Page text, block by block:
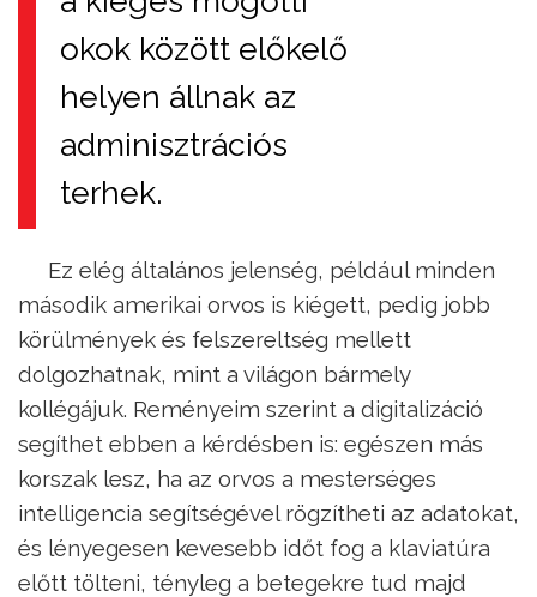
okok között előkelő
helyen állnak az
adminisztrációs
terhek.
Ez elég általános jelenség, például minden
második amerikai orvos is kiégett, pedig jobb
körülmények és felszereltség mellett
dolgozhatnak, mint a világon bármely
kollégájuk. Reményeim szerint a digitalizáció
segíthet ebben a kérdésben is: egészen más
korszak lesz, ha az orvos a mesterséges
intelligencia segítségével rögzítheti az adatokat,
és lényegesen kevesebb időt fog a klaviatúra
előtt tölteni, tényleg a betegekre tud majd